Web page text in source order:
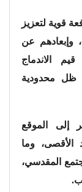
قوية لتعزيز
وإبعادهم عن
الاندماج
ظل محدودية
إلى الموقع
الأقصى، وما
المقدسي،